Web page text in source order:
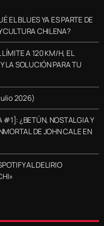
EL BLUES YA ES PARTE DE
CULTURA CHILENA?
A 120 KM/H, EL
LA SOLUCIÓN PARA TU
julio 2026)
#1]: ¿BETÚN, NOSTALGIA Y
DE JOHN CALE EN
AL DELIRIO